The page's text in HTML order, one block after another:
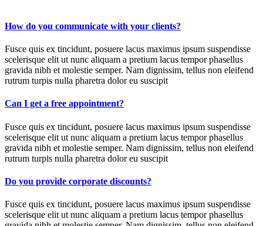
How do you communicate with your clients?
Fusce quis ex tincidunt, posuere lacus maximus ipsum suspendisse
scelerisque elit ut nunc aliquam a pretium lacus tempor phasellus
gravida nibh et molestie semper. Nam dignissim, tellus non eleifend
rutrum turpis nulla pharetra dolor eu suscipit
Can I get a free appointment?
Fusce quis ex tincidunt, posuere lacus maximus ipsum suspendisse
scelerisque elit ut nunc aliquam a pretium lacus tempor phasellus
gravida nibh et molestie semper. Nam dignissim, tellus non eleifend
rutrum turpis nulla pharetra dolor eu suscipit
Do you provide corporate discounts?
Fusce quis ex tincidunt, posuere lacus maximus ipsum suspendisse
scelerisque elit ut nunc aliquam a pretium lacus tempor phasellus